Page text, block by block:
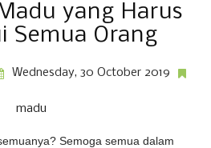
yang Harus
Semua Orang
Wednesday, 30 October 2019
madu
Semoga semua dalam